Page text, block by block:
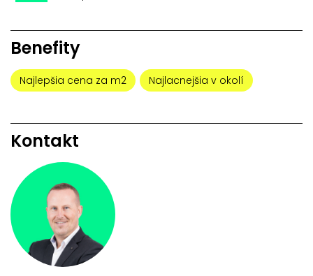
Benefity
Najlepšia cena za m2 Najlacnejšia v okolí
Kontakt